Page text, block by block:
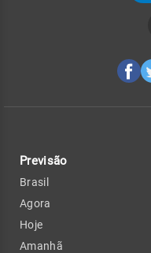
Previsão
Brasil
Agora
Hoje
Amanhã